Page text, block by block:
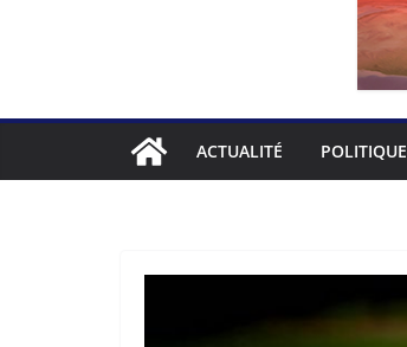
ACTUALITÉ POLITIQUE